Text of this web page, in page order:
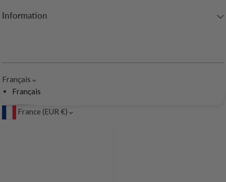
Information
Français
Français
France (EUR €)